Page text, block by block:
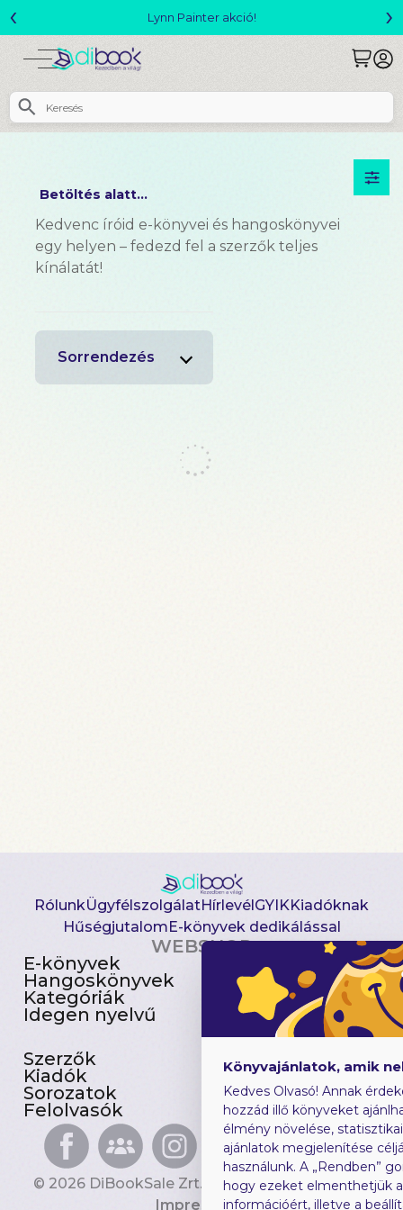
Lynn Painter akció!
‹ ›
Betöltés alatt...
Kedvenc íróid e-könyvei és hangoskönyvei
egy helyen – fedezd fel a szerzők teljes
kínálatát!
Sorrendezés
RólunkÜgyfélszolgálatHírlevélGYIKKiadóknak
HűségjutalomE-könyvek dedikálással
WEBSHOP
E-könyvek
Hangoskönyvek
Kategóriák
Idegen nyelvű
Csomagajánlatok
Akciósak
Előjegyezhetők
Újdonságok
Szerzők
Kiadók
Sorozatok
Felolvasók
Gyerekkönyvek
Heti toplista
Ajándékutalvány
Blog
© 2026 DiBookSale Zrt. Minden jog fenntartva.
Impresszum
Könyvajánlatok, amik
Kedves Olvasó! Annak
hozzád illő könyveket
élmény növelése,
ajánlatok megjelenítése
használunk. A „Rendben”
hogy ezeket elmenthetjük
információért, illetve a